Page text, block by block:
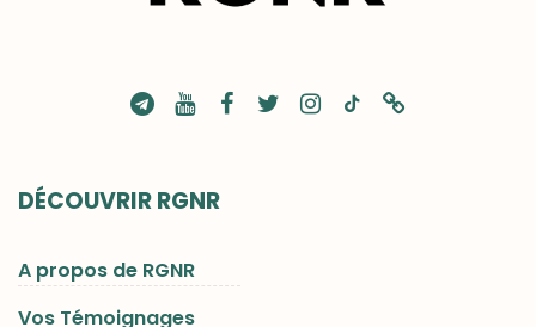
DÉCOUVRIR RGNR
A propos de RGNR
Vos Témoignages